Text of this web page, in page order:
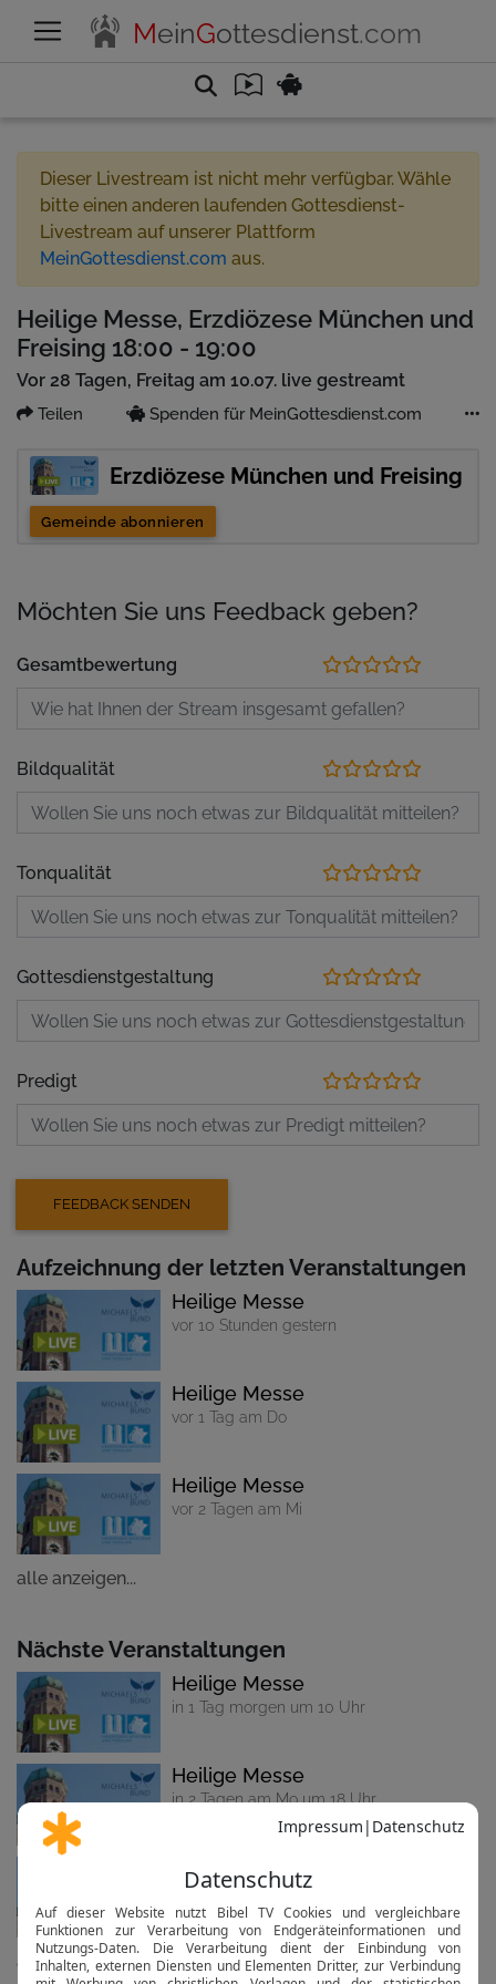
MeinGottesdienst.com
Dieser Livestream ist nicht mehr verfügbar. Wähle
bitte einen anderen laufenden Gottesdienst-
Livestream auf unserer Plattform
MeinGottesdienst.com aus.
Heilige Messe, Erzdiözese München und
Freising 18:00 - 19:00
Vor 28 Tagen, Freitag am 10.07. live gestreamt
Teilen Spenden für MeinGottesdienst.com
Erzdiözese München und Freising
Gemeinde abonnieren
Möchten Sie uns Feedback geben?
Gesamtbewertung
Bildqualität
Tonqualität
Gottesdienstgestaltung
Predigt
Aufzeichnung der letzten Veranstaltungen
Heilige Messe
vor 10 Stunden gestern
Heilige Messe
vor 1 Tag am Do
Heilige Messe
vor 2 Tagen am Mi
alle anzeigen...
Nächste Veranstaltungen
Heilige Messe
in 1 Tag morgen um 10 Uhr
Heilige Messe
in 2 Tagen am Mo um 18 Uhr
Heilige Messe
in 3 Tagen am Di um 18 Uhr
alle anzeigen...